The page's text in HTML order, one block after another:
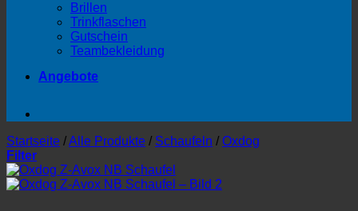
Brillen
Trinkflaschen
Gutschein
Teambekleidung
Angebote
Startseite /Alle Produkte / Schaufeln / Oxdog
Filter